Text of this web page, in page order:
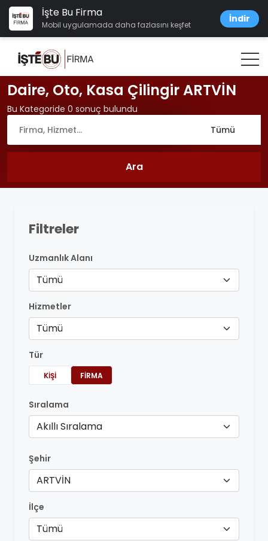
İşte Bu Firma
Mobil uygulamada daha fazlasını keşfet
İndir
Daire, Oto, Kasa Çilingir ARTVİN
Bu Kategoride 0 sonuç bulundu
Filtreler
Uzmanlık Alanı
Tümü
Hizmetler
Tümü
Tür
KIŞI FIRMA
Sıralama
Akıllı Sıralama
Şehir
ARTVİN
İlçe
Tümü